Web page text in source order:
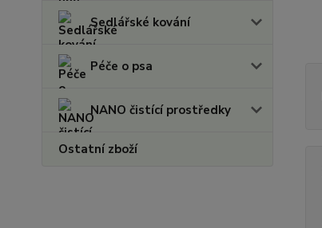
Sedlářské kování
Péče o psa
NANO čistící prostředky
Ostatní zboží